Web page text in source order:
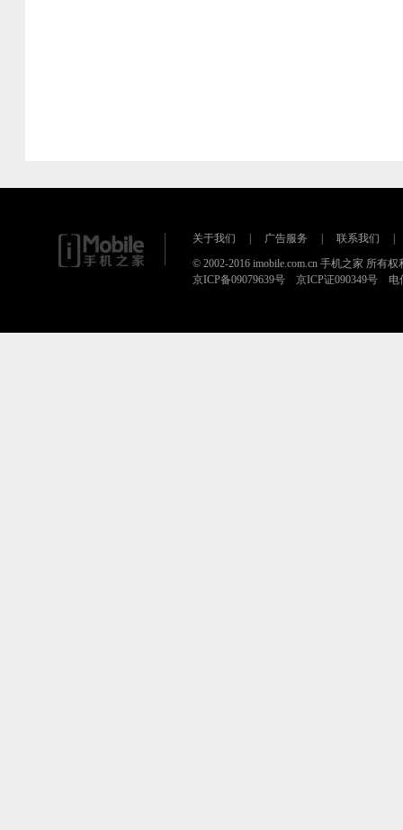
关于我们 广告服务 联系我们
© 2002-2016 imobile.com.cn 手机之家 所有权
京ICP备09079639号 京ICP证090349号 电